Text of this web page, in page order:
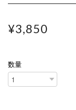
¥3,850
数量